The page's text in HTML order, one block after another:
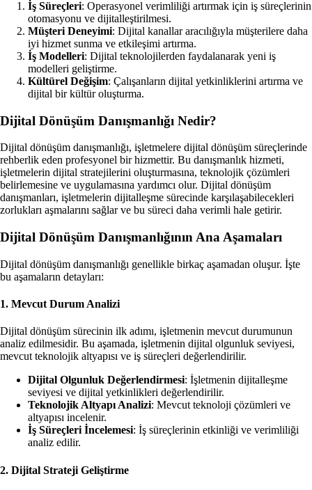
İş Süreçleri: Operasyonel verimliliği artırmak için iş süreçlerinin
otomasyonu ve dijitalleştirilmesi.
Müşteri Deneyimi: Dijital kanallar aracılığıyla müşterilere daha
iyi hizmet sunma ve etkileşimi artırma.
İş Modelleri: Dijital teknolojilerden faydalanarak yeni iş
modelleri geliştirme.
Kültürel Değişim: Çalışanların dijital yetkinliklerini artırma ve
dijital bir kültür oluşturma.
Dijital Dönüşüm Danışmanlığı Nedir?
Dijital dönüşüm danışmanlığı, işletmelere dijital dönüşüm süreçlerinde
rehberlik eden profesyonel bir hizmettir. Bu danışmanlık hizmeti,
işletmelerin dijital stratejilerini oluşturmasına, teknolojik çözümleri
belirlemesine ve uygulamasına yardımcı olur. Dijital dönüşüm
danışmanları, işletmelerin dijitalleşme sürecinde karşılaşabilecekleri
zorlukları aşmalarını sağlar ve bu süreci daha verimli hale getirir.
Dijital Dönüşüm Danışmanlığının Ana Aşamaları
Dijital dönüşüm danışmanlığı genellikle birkaç aşamadan oluşur. İşte
bu aşamaların detayları:
1. Mevcut Durum Analizi
Dijital dönüşüm sürecinin ilk adımı, işletmenin mevcut durumunun
analiz edilmesidir. Bu aşamada, işletmenin dijital olgunluk seviyesi,
mevcut teknolojik altyapısı ve iş süreçleri değerlendirilir.
Dijital Olgunluk Değerlendirmesi: İşletmenin dijitalleşme
seviyesi ve dijital yetkinlikleri değerlendirilir.
Teknolojik Altyapı Analizi: Mevcut teknoloji çözümleri ve
altyapısı incelenir.
İş Süreçleri İncelemesi: İş süreçlerinin etkinliği ve verimliliği
analiz edilir.
2. Dijital Strateji Geliştirme